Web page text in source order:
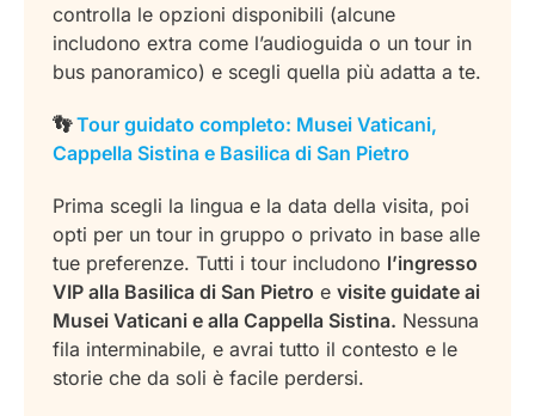
controlla le opzioni disponibili (alcune
includono extra come l’audioguida o un tour in
bus panoramico) e scegli quella più adatta a te.
👣Tour guidato completo: Musei Vaticani,
Cappella Sistina e Basilica di San Pietro
Prima scegli la lingua e la data della visita, poi
opti per un tour in gruppo o privato in base alle
tue preferenze. Tutti i tour includono l’ingresso
VIP alla Basilica di San Pietro e visite guidate ai
Musei Vaticani e alla Cappella Sistina. Nessuna
fila interminabile, e avrai tutto il contesto e le
storie che da soli è facile perdersi.